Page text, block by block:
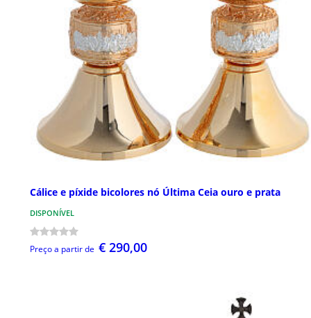
Cálice e píxide bicolores nó Última Ceia ouro e prata
DISPONÍVEL
Preço a partir de € 290,00